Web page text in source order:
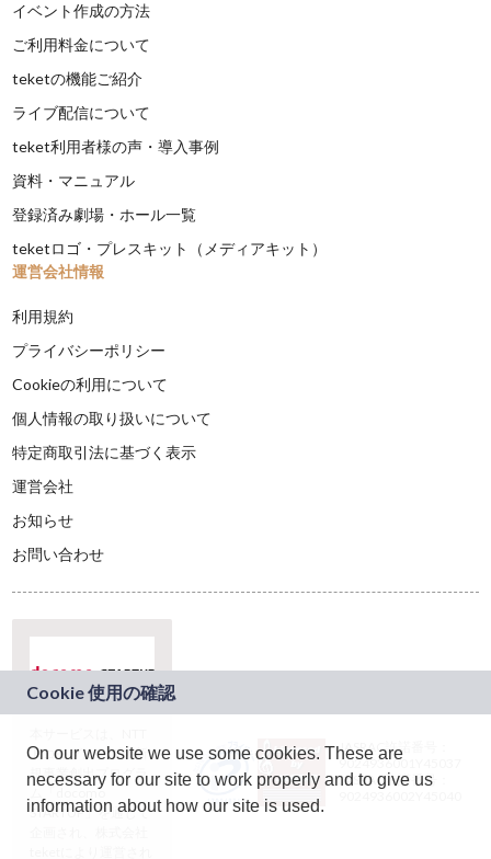
イベント作成の方法
ご利用料金について
teketの機能ご紹介
ライブ配信について
teket利用者様の声・導入事例
資料・マニュアル
登録済み劇場・ホール一覧
teketロゴ・プレスキット（メディアキット）
運営会社情報
利用規約
プライバシーポリシー
Cookieの利用について
個人情報の取り扱いについて
特定商取引法に基づく表示
運営会社
お知らせ
お問い合わせ
ドコモグループの新
規事業創出プログラ
ム「docomo
STARTUP」を通じて
JASRAC許諾番号：
9024936001Y45037
JASRAC許諾番号：
On our website we use some cookies. These are
necessary for our site to work properly and to give us
information about how our site is used.